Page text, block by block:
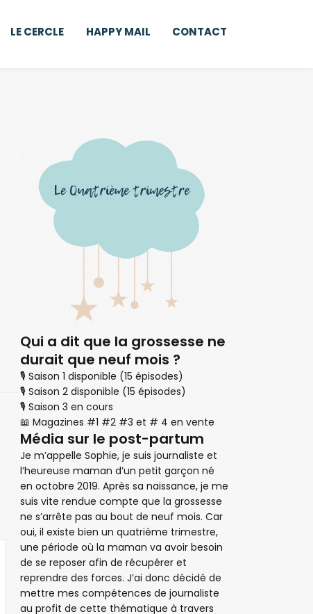
LE CERCLE HAPPY MAIL CONTACT
Qui a dit que la grossesse ne
durait que neuf mois ?
🎙 Saison 1 disponible (15 épisodes)
🎙 Saison 2 disponible (15 épisodes)
🎙 Saison 3 en cours
📖 Magazines #1 #2 #3 et # 4 en vente
Média sur le post-partum
Je m’appelle Sophie, je suis journaliste et
l’heureuse maman d’un petit garçon né
en octobre 2019. Après sa naissance, je me
suis vite rendue compte que la grossesse
ne s’arrête pas au bout de neuf mois. Car
oui, il existe bien un quatrième trimestre,
une période où la maman va avoir besoin
de se reposer afin de récupérer et
reprendre des forces. J’ai donc décidé de
mettre mes compétences de journaliste
au profit de cette thématique à travers